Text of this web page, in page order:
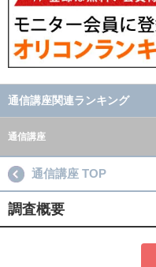
通信講座関連ランキング
通信講座
通信講座 TOP
調査概要